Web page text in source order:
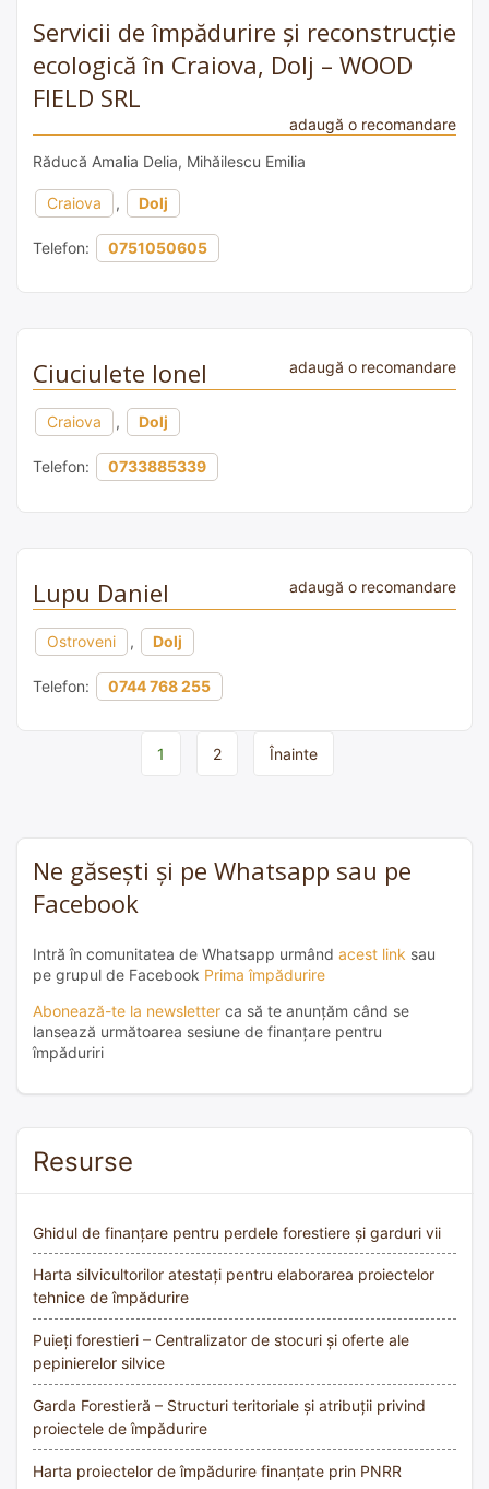
Servicii de împădurire și reconstrucție
ecologică în Craiova, Dolj – WOOD
FIELD SRL
adaugă o recomandare
Răducă Amalia Delia, Mihăilescu Emilia
Craiova , Dolj
Telefon: 0751050605
Ciuciulete Ionel adaugă o recomandare
Craiova , Dolj
Telefon: 0733885339
Lupu Daniel adaugă o recomandare
Ostroveni , Dolj
Telefon: 0744 768 255
1 2 Înainte
Ne găsești și pe Whatsapp sau pe
Facebook
Intră în comunitatea de Whatsapp urmând acest link sau
pe grupul de Facebook Prima împădurire
Abonează-te la newsletter ca să te anunțăm când se
lansează următoarea sesiune de finanțare pentru
împăduriri
Resurse
Ghidul de finanțare pentru perdele forestiere și garduri vii
Harta silvicultorilor atestați pentru elaborarea proiectelor
tehnice de împădurire
Puieți forestieri – Centralizator de stocuri și oferte ale
pepinierelor silvice
Garda Forestieră – Structuri teritoriale și atribuții privind
proiectele de împădurire
Harta proiectelor de împădurire finanțate prin PNRR